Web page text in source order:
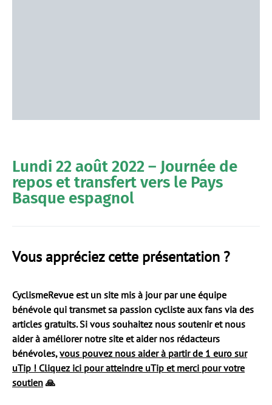
Lundi 22 août 2022 – Journée de
repos et transfert vers le Pays
Basque espagnol
Vous appréciez cette présentation ?
CyclismeRevue est un site mis à jour par une équipe
bénévole qui transmet sa passion cycliste aux fans via des
articles gratuits. Si vous souhaitez nous soutenir et nous
aider à améliorer notre site et aider nos rédacteurs
bénévoles,vous pouvez nous aider à partir de 1 euro sur
uTip ! Cliquez ici pour atteindre uTip et merci pour votre
soutien 🙏